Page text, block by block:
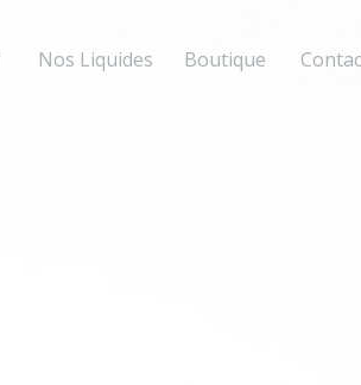
Nos Liquides Boutique